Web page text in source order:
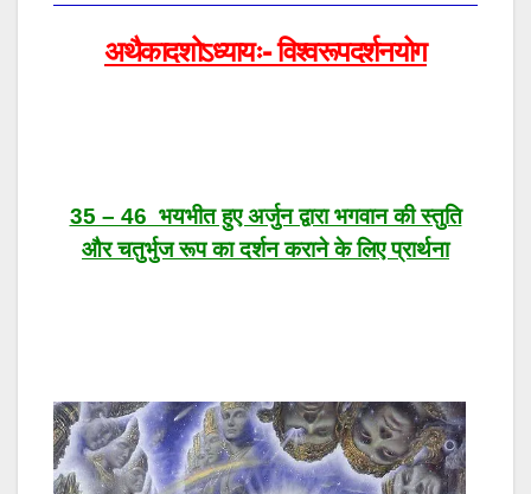
अथैकादशोऽध्यायः- विश्वरूपदर्शनयोग
35 – 46 भयभीत हुए अर्जुन द्वारा भगवान की स्तुति
और चतुर्भुज रूप का दर्शन कराने के लिए प्रार्थना